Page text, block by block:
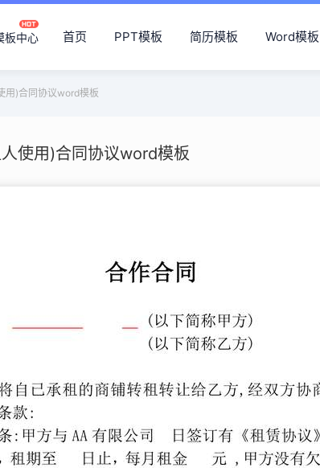
板中心 首页 PPT模板 简历模板 Word模板
用)合同协议word模板
使用)合同协议word模板